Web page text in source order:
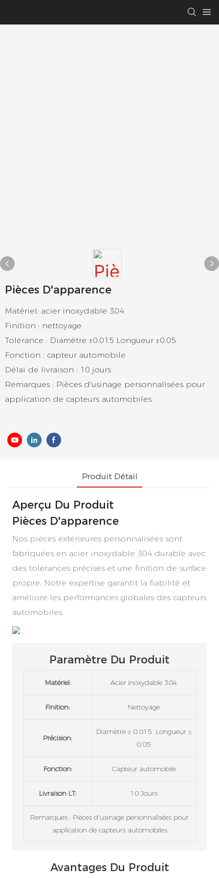
Pièces D'apparence
Matériel: acier inoxydable 304
Finition : nettoyage
Tolérance : Diamètre ±0.015 Longueur ±0.05
Fonction : capteur automobile
Délai de livraison : 10 jours
Remarques : Pièces d'usinage personnalisées pour
application de capteurs automobiles
Produit Détail
Aperçu Du Produit
Pièces D'apparence
Nos pièces extérieures personnalisées sont
fabriquées en acier inoxydable 304 durable avec
des tolérances précises et une finition de surface
propre. Notre expertise garantit la fiabilité et
améliore les performances globales des capteurs
automobiles.
Paramètre Du Produit
Matériel: Acier inoxydable 304
Finition: Nettoyage
Précision:
Diamètre ± 0.015 Longueur ±
0.05
Fonction: Capteur automobile
Livraison LT: 10 Jours
Remarques : Pièces d'usinage personnalisées pour
application de capteurs automobiles
Avantages Du Produit